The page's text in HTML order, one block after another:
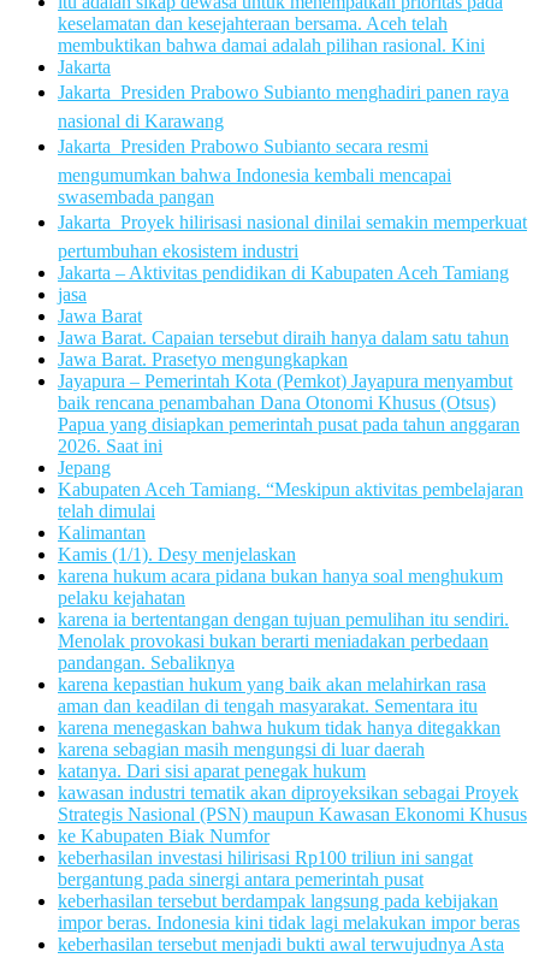
keselamatan dan kesejahteraan bersama. Aceh telah
membuktikan bahwa damai adalah pilihan rasional. Kini
Jakarta
Jakarta  Presiden Prabowo Subianto menghadiri panen raya
nasional di Karawang
Jakarta  Presiden Prabowo Subianto secara resmi
mengumumkan bahwa Indonesia kembali mencapai
swasembada pangan
Jakarta  Proyek hilirisasi nasional dinilai semakin memperkuat
pertumbuhan ekosistem industri
Jakarta – Aktivitas pendidikan di Kabupaten Aceh Tamiang
jasa
Jawa Barat
Jawa Barat. Capaian tersebut diraih hanya dalam satu tahun
Jawa Barat. Prasetyo mengungkapkan
Jayapura – Pemerintah Kota (Pemkot) Jayapura menyambut
baik rencana penambahan Dana Otonomi Khusus (Otsus)
Papua yang disiapkan pemerintah pusat pada tahun anggaran
2026. Saat ini
Jepang
Kabupaten Aceh Tamiang. “Meskipun aktivitas pembelajaran
telah dimulai
Kalimantan
Kamis (1/1). Desy menjelaskan
karena hukum acara pidana bukan hanya soal menghukum
pelaku kejahatan
karena ia bertentangan dengan tujuan pemulihan itu sendiri.
Menolak provokasi bukan berarti meniadakan perbedaan
pandangan. Sebaliknya
karena kepastian hukum yang baik akan melahirkan rasa
aman dan keadilan di tengah masyarakat. Sementara itu
karena menegaskan bahwa hukum tidak hanya ditegakkan
karena sebagian masih mengungsi di luar daerah
katanya. Dari sisi aparat penegak hukum
kawasan industri tematik akan diproyeksikan sebagai Proyek
Strategis Nasional (PSN) maupun Kawasan Ekonomi Khusus
ke Kabupaten Biak Numfor
keberhasilan investasi hilirisasi Rp100 triliun ini sangat
bergantung pada sinergi antara pemerintah pusat
keberhasilan tersebut berdampak langsung pada kebijakan
impor beras. Indonesia kini tidak lagi melakukan impor beras
keberhasilan tersebut menjadi bukti awal terwujudnya Asta